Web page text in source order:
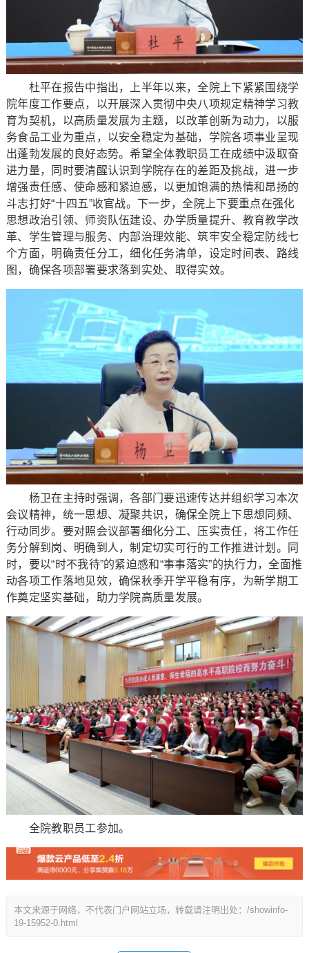
杜平在报告中指出，上半年以来，全院上下紧紧围绕学
院年度工作要点，以开展深入贯彻中央八项规定精神学习教
育为契机，以高质量发展为主题，以改革创新为动力，以服
务食品工业为重点，以安全稳定为基础，学院各项事业呈现
出蓬勃发展的良好态势。希望全体教职员工在成绩中汲取奋
进力量，同时要清醒认识到学院存在的差距及挑战，进一步
增强责任感、使命感和紧迫感，以更加饱满的热情和昂扬的
斗志打好“十四五”收官战。下一步，全院上下要重点在强化
思想政治引领、师资队伍建设、办学质量提升、教育教学改
革、学生管理与服务、内部治理效能、筑牢安全稳定防线七
个方面，明确责任分工，细化任务清单，设定时间表、路线
图，确保各项部署要求落到实处、取得实效。
杨卫在主持时强调，各部门要迅速传达并组织学习本次
会议精神，统一思想、凝聚共识，确保全院上下思想同频、
行动同步。要对照会议部署细化分工、压实责任，将工作任
务分解到岗、明确到人，制定切实可行的工作推进计划。同
时，要以“时不我待”的紧迫感和“事事落实”的执行力，全面推
动各项工作落地见效，确保秋季开学平稳有序，为新学期工
作奠定坚实基础，助力学院高质量发展。
全院教职员工参加。
本文来源于网络，不代表门户网站立场，转载请注明出处：/showinfo-
19-15952-0.html